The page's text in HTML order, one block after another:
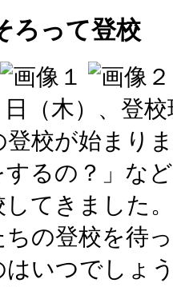
ろって登校
（木）、登
登校が始まり
するの？」な
してきました
ちの登校を待
はいつでしょ